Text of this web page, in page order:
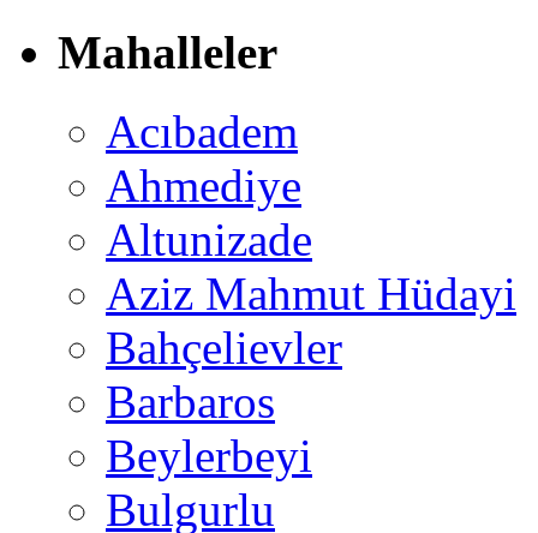
Mahalleler
Acıbadem
Ahmediye
Altunizade
Aziz Mahmut Hüdayi
Bahçelievler
Barbaros
Beylerbeyi
Bulgurlu